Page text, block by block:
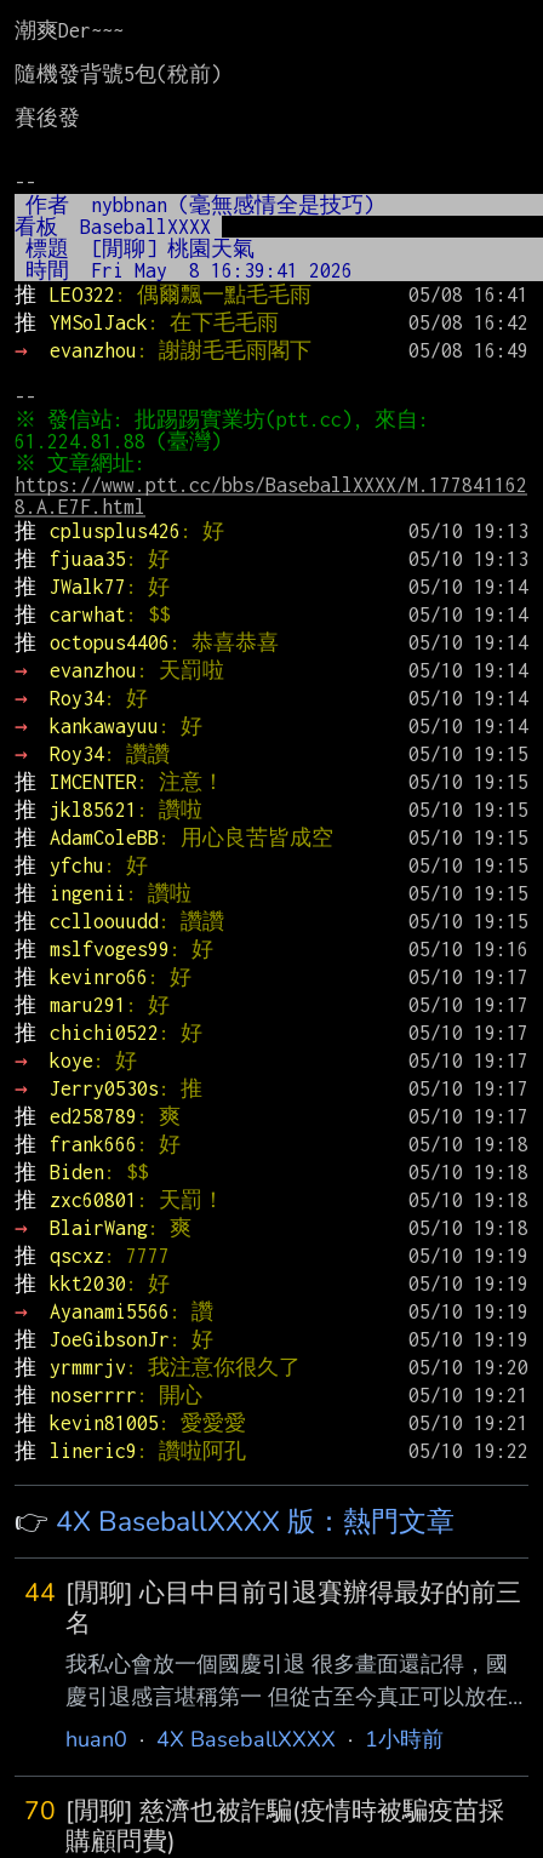
潮爽Der~~~
隨機發背號5包(稅前)
賽後發
看板  BaseballXXXX
推
LEO322 : 偶爾飄一點毛毛雨
推
YMSolJack : 在下毛毛雨
→
evanzhou : 謝謝毛毛雨閣下
※ 發信站: 批踢踢實業坊(ptt.cc), 來自:
https://www.ptt.cc/bbs/BaseballXXXX/M.177841162
8.A.E7F.html
推
cplusplus426 : 好
推
fjuaa35 : 好
推
JWalk77 : 好
推
carwhat : $$
推
octopus4406 : 恭喜恭喜
→
evanzhou : 天罰啦
→
Roy34: 好
→
kankawayuu : 好
→
Roy34: 讚讚
推
IMCENTER : 注意！
推
jkl85621 : 讚啦
推
AdamColeBB : 用心良苦皆成空
推
yfchu : 好
推
ingenii : 讚啦
推
cclloouudd : 讚讚
推
mslfvoges99 : 好
推
kevinro66 : 好
推
maru291 : 好
推
chichi0522 : 好
→
koye : 好
→
Jerry0530s : 推
推
ed258789 : 爽
推
frank666 : 好
推
Biden: $$
推
zxc60801 : 天罰！
→
BlairWang: 爽
推
qscxz : 7777
推
kkt2030 : 好
→
Ayanami5566 : 讚
推
JoeGibsonJr : 好
推
yrmmrjv : 我注意你很久了
推
noserrrr : 開心
推
kevin81005 : 愛愛愛
推
lineric9 : 讚啦阿孔
👉 4X BaseballXXXX 版：熱門文章
44 [閒聊] 心目中目前引退賽辦得最好的前三
名
我私心會放一個國慶引退 很多畫面還記得，國
慶引退感言堪稱第一 但從古至今真正可以放在
TOP前三的引退賽， 內容應該還不止這樣， 認
on my iPhone --
huan0 · 4X BaseballXXXX · 1小時前
70 [閒聊] 慈濟也被詐騙(疫情時被騙疫苗採
購顧問費)